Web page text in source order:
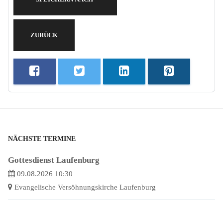
ZURÜCK
NÄCHSTE TERMINE
Gottesdienst Laufenburg
09.08.2026 10:30
Evangelische Versöhnungskirche Laufenburg